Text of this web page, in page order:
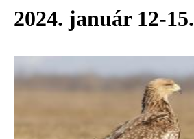
2024. január 12-15.